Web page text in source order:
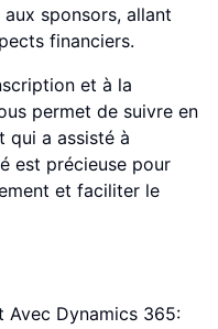
sponsors, allant
financiers.
et à la
permet de suivre en
qui a assisté à
est précieuse pour
et faciliter le